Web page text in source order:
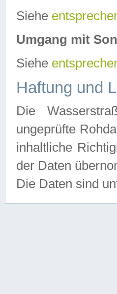
Siehe
Umgang mit
Siehe
Haftung und
Die
ungeprüfte
inhaltliche
der Daten
Die Daten sind